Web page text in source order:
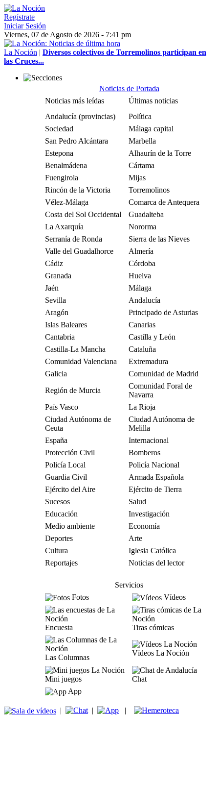
Regístrate
Iniciar Sesión
Viernes, 07 de Agosto de 2026 - 7:41 pm
La Noción | Diversos colectivos de Torremolinos participan en
las Cruces...
Noticias de Portada
Noticias más leídas
Últimas noticias
Andalucía (provincias)
Política
Sociedad
Málaga capital
San Pedro Alcántara
Marbella
Estepona
Alhaurín de la Torre
Benalmádena
Cártama
Fuengirola
Mijas
Rincón de la Victoria
Torremolinos
Vélez-Málaga
Comarca de Antequera
Costa del Sol Occidental
Guadalteba
La Axarquía
Nororma
Serranía de Ronda
Sierra de las Nieves
Valle del Guadalhorce
Almería
Cádiz
Córdoba
Granada
Huelva
Jaén
Málaga
Sevilla
Andalucía
Aragón
Principado de Asturias
Islas Baleares
Canarias
Cantabria
Castilla y León
Castilla-La Mancha
Cataluña
Comunidad Valenciana
Extremadura
Galicia
Comunidad de Madrid
Región de Murcia
Comunidad Foral de
Navarra
País Vasco
La Rioja
Ciudad Autónoma de
Ceuta
Ciudad Autónoma de
Melilla
España
Internacional
Protección Civil
Bomberos
Policía Local
Policía Nacional
Guardia Civil
Armada Española
Ejército del Aire
Ejército de Tierra
Sucesos
Salud
Educación
Investigación
Medio ambiente
Economía
Deportes
Arte
Cultura
Iglesia Católica
Reportajes
Noticias del lector
Servicios
Fotos
Vídeos
Encuesta Tiras cómicas
Las Columnas
Vídeos La Noción
Mini juegos
Chat
App
| | |